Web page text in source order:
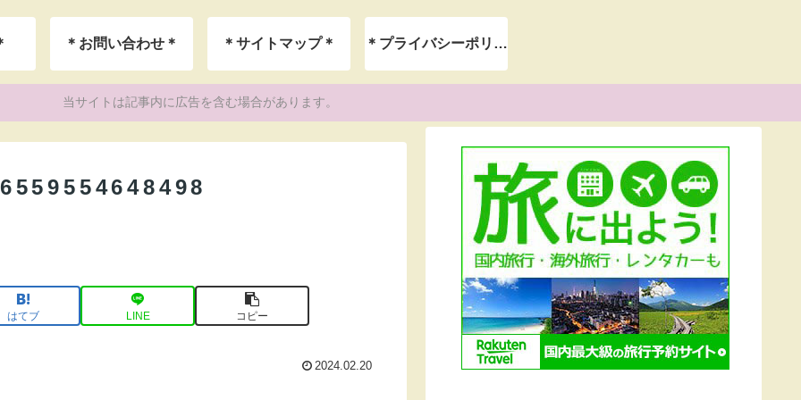
＊お問い合わせ＊ ＊サイトマップ＊ ＊プライバシーポリシー＊
当サイトは記事内に広告を含む場合があります。
はてブ LINE コピー
2024.02.20